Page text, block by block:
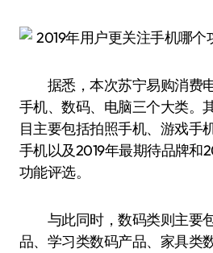
据悉，本次苏宁易购消费
手机、数码、电脑三个大类。
目主要包括拍照手机、游戏手
手机以及2019年最期待品牌和
功能评选。
与此同时，数码类则主要
品、学习类数码产品、家具类